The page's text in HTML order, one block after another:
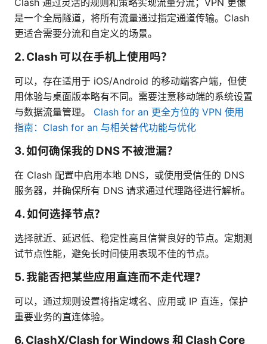
是一个全局隧道，将所有流量通过指定通道传输。Clash
更适合需要分流和自定义的场景。
2. Clash 可以在手机上使用吗？
可以，存在适用于 iOS/Android 的移动端客户端，但使
用体验与桌面版本略有不同。需要注意移动端的系统设置
与数据流量管理。 Clash for an 更全方位的 VPN 使用
指南：Clash for an 与相关替代功能与优化
3. 如何确保我的 DNS 不被泄漏？
在 Clash 配置中启用本地 DNS，或使用受信任的 DNS
服务器，并确保所有 DNS 请求通过代理路径进行解析。
4. 如何选择节点？
选择就近、延迟低、稳定性高且信誉良好的节点。定期测
试节点性能，避免长时间使用表现不佳的节点。
5. 我能否把某些应用直连而不走代理？
可以，通过规则设置将指定域名、应用或 IP 直连，保护
重要业务的直连体验。
6. ClashX/Clash for Windows 和 Clash Core